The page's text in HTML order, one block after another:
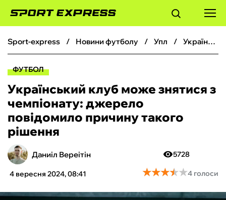
ФУТБОЛ
БОКС
ХОКЕЙ
ТЕНІС
КІБЕРСПОРТ
sport-express новини футболу упл Український клуб може знятися з чемпіонату: джерело повідомило причину такого рішення
ФУТБОЛ
Український клуб може знятися з
чемпіонату: джерело
повідомило причину такого
рішення
Даниіл Вереітін
4 вересня 2024, 08:41
5728
★★★★★
★★★★★4 голоси